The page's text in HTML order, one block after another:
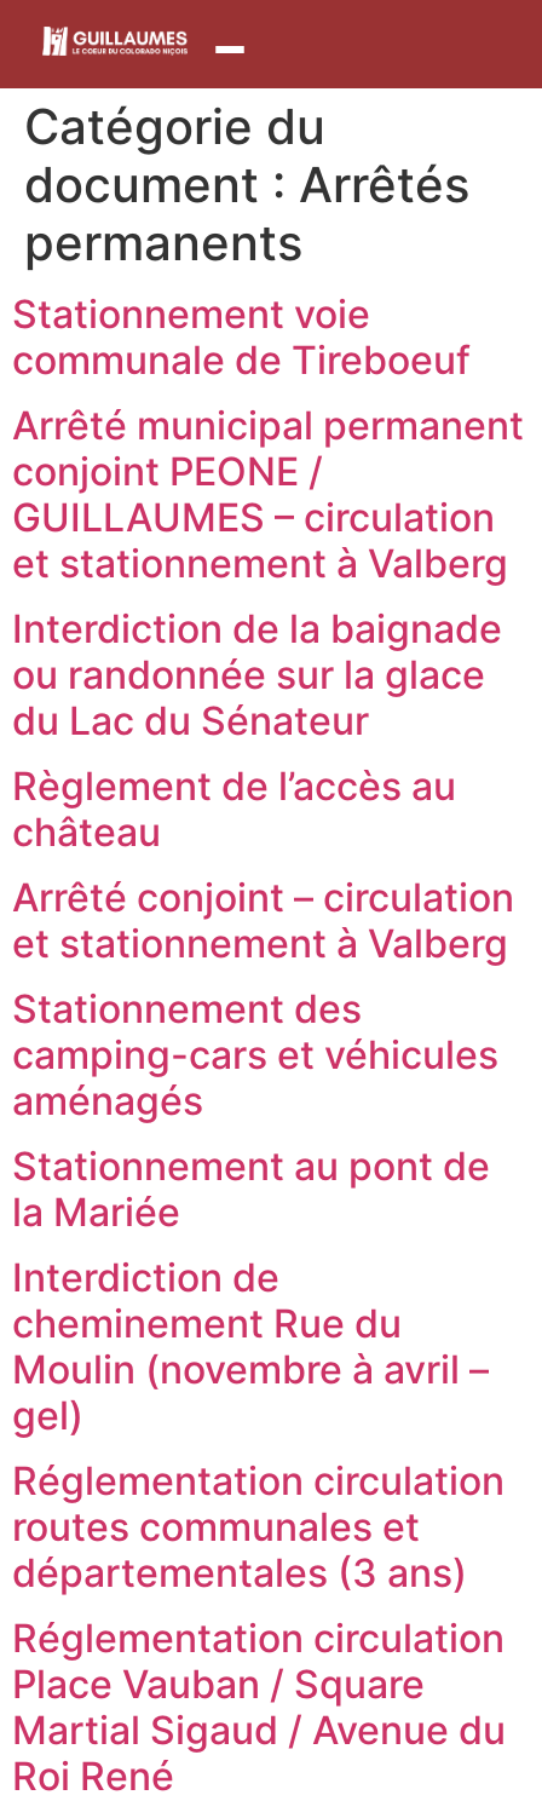
principal
Catégorie du
document : Arrêtés
permanents
Stationnement voie
communale de Tireboeuf
Arrêté municipal permanent
conjoint PEONE /
GUILLAUMES – circulation
et stationnement à Valberg
Interdiction de la baignade
ou randonnée sur la glace
du Lac du Sénateur
Règlement de l’accès au
château
Arrêté conjoint – circulation
et stationnement à Valberg
Stationnement des
camping-cars et véhicules
aménagés
Stationnement au pont de
la Mariée
Interdiction de
cheminement Rue du
Moulin (novembre à avril –
gel)
Réglementation circulation
routes communales et
départementales (3 ans)
Réglementation circulation
Place Vauban / Square
Martial Sigaud / Avenue du
Roi René